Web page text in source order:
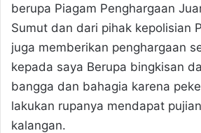
berupa Piagam Penghargaan
Sumut dan dari pihak kepolisian
juga memberikan penghargaan
kepada saya Berupa bingkisan
bangga dan bahagia karena
lakukan rupanya mendapat
kalangan.